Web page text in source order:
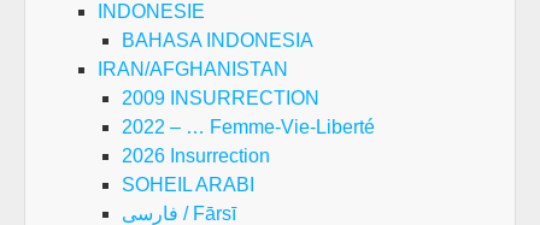
INDONESIE
BAHASA INDONESIA
IRAN/AFGHANISTAN
2009 INSURRECTION
2022 – … Femme-Vie-Liberté
2026 Insurrection
SOHEIL ARABI
فارسی / Fārsī